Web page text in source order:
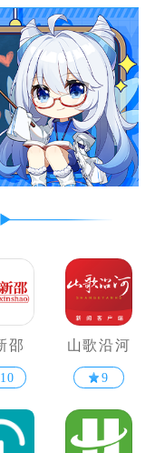
邵
10
山歌沿河
9